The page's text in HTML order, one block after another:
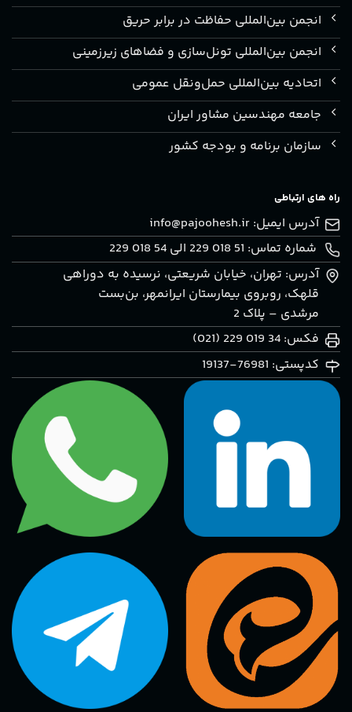
انجمن بین‌المللی حفاظت در برابر حریق
انجمن بین‌المللی تونل‌سازی و فضاهای زیرزمینی
اتحادیه بین‌المللی حمل‌ونقل عمومی
جامعه مهندسین مشاور ایران
سازمان برنامه و بودجه کشور
راه های ارتباطی
آدرس ایمیل: info@pajoohesh.ir
شماره تماس: 51 018 229 الی 54 018 229
آدرس: تهران، خيابان شريعتی، نرسيده به دوراهی
قلهک، روبروی بيمارستان ايرانمهر، بن‌بست
مرشدی – پلاک 2
فکس: 34 019 229 (021)
کدپستی: 76981-19137